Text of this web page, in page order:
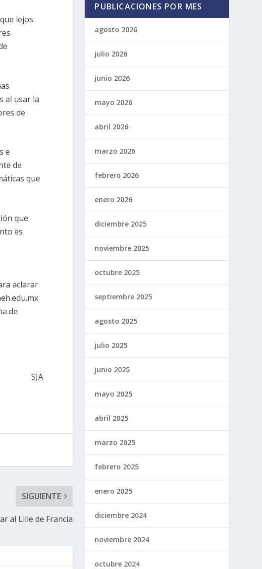
lejos
al usar la
de
e
de
que
que
es
aclarar
de
SJA
SIGUIENTE
al Lille de Francia
PUBLICACIONES POR MES
agosto 2026
julio 2026
junio 2026
mayo 2026
abril 2026
marzo 2026
febrero 2026
enero 2026
diciembre 2025
noviembre 2025
octubre 2025
septiembre 2025
agosto 2025
julio 2025
junio 2025
mayo 2025
abril 2025
marzo 2025
febrero 2025
enero 2025
diciembre 2024
noviembre 2024
octubre 2024